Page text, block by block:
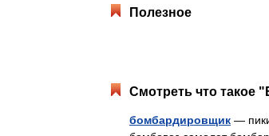
Полезное
Смотреть что
бомбардировщик —